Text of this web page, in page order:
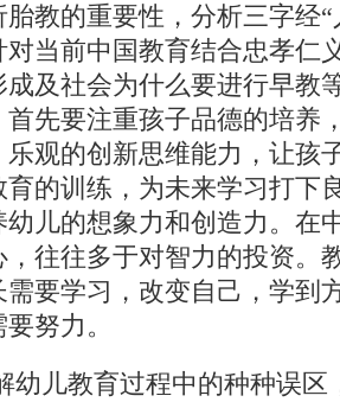
教的重要性，分析三字经
对当前中国教育结合忠孝仁
成及社会为什么要进行早教
先要注重孩子品德的培养
乐观的创新思维能力，让孩
的训练，为未来学习打下
儿的想象力和创造力。在
往往多于对智力的投资。
要学习，改变自己，学到
努力。
幼儿教育过程中的种种误区